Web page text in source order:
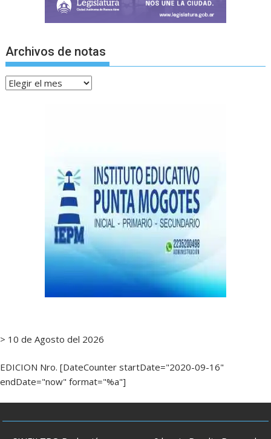
Archivos de notas
Archivos
> 10 de Agosto del 2026
EDICION Nro. [DateCounter startDate="2020-09-16"
endDate="now" format="%a"]